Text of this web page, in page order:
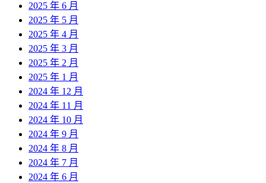
2025 年 6 月
2025 年 5 月
2025 年 4 月
2025 年 3 月
2025 年 2 月
2025 年 1 月
2024 年 12 月
2024 年 11 月
2024 年 10 月
2024 年 9 月
2024 年 8 月
2024 年 7 月
2024 年 6 月